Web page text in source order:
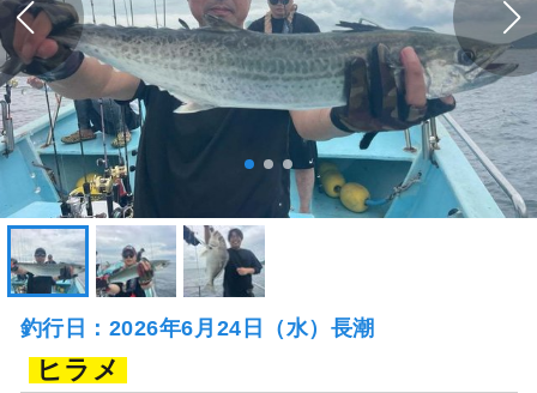
釣行日：2026年6月24日（水）長潮
ヒラメ